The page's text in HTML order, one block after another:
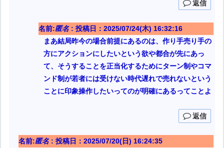
返信
名前:匿名: 投稿日：2025/07/24(木) 16:32:16
まあ結局昨今の場合前提にあるのは、作り手売り手の
方にアクションにしたいという欲や都合が先にあっ
て、そうすることを正当化するためにターン制やコマ
ンド制が若者には受けない時代遅れで売れないという
ことに印象操作したいってのが明確にあるってことよ
返信
名前:匿名: 投稿日：2025/07/20(日) 16:24:35